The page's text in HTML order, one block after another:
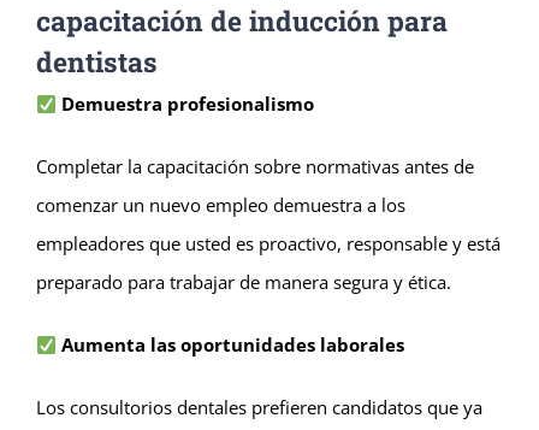
capacitación de inducción para
dentistas
Demuestra profesionalismo
Completar la capacitación sobre normativas antes de
comenzar un nuevo empleo demuestra a los
empleadores que usted es proactivo, responsable y está
preparado para trabajar de manera segura y ética.
Aumenta las oportunidades laborales
Los consultorios dentales prefieren candidatos que ya